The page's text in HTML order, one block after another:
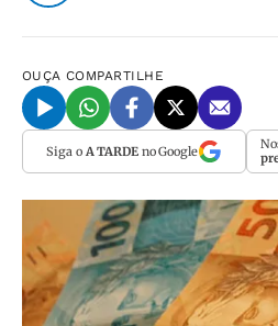
OUÇA COMPARTILHE
Siga o A TARDEno Google